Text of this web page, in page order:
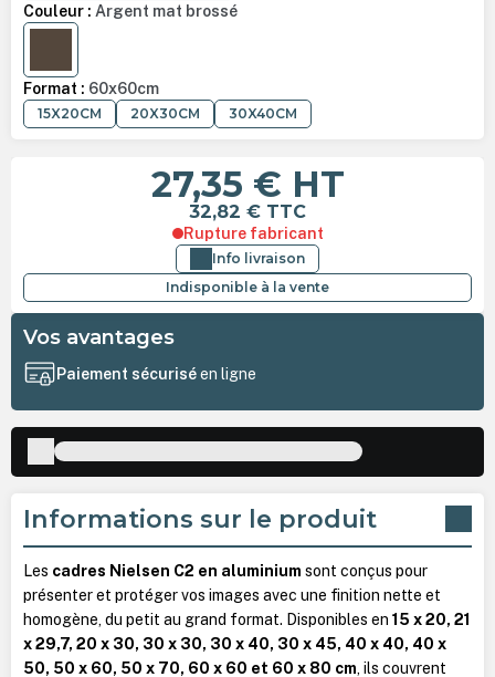
Couleur : Argent mat brossé
Format : 60x60cm
15X20CM 20X30CM 30X40CM
27,35 € HT
32,82 € TTC
Rupture fabricant
Info livraison
Indisponible à la vente
Vos avantages
Paiement sécuriséen ligne
Informations sur le produit
Les cadres Nielsen C2 en aluminium sont conçus pour
présenter et protéger vos images avec une finition nette et
homogène, du petit au grand format. Disponibles en 15 x 20, 21
x 29,7, 20 x 30, 30 x 30, 30 x 40, 30 x 45, 40 x 40, 40 x
50, 50 x 60, 50 x 70, 60 x 60 et 60 x 80 cm, ils couvrent